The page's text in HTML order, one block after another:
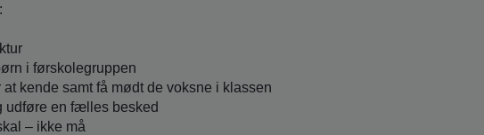
i førskolegruppen
kende samt få mødt de voksne i klassen
en fælles besked
– ikke må